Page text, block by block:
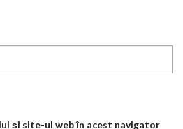
și site-ul web în acest navigator